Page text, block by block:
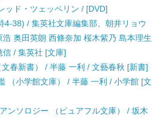
ッド・ツェッペリン / [DVD]
4-38) / 集英社文庫編集部、朝井リョウ
奥田英朗 西條奈加 桜木紫乃 島本理生
/ 集英社 [文庫]
春新書） / 半藤 一利 / 文藝春秋 [新書]
（小学館文庫） / 半藤 一利 / 小学館 [文
ンソロジー （ピュアフル文庫） / 坂木